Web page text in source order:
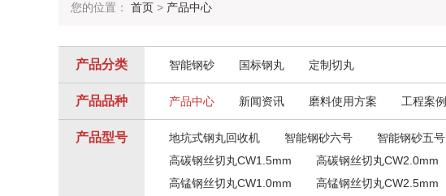
您的位置： 首页 > 产品中心
产品分类 智能钢砂 国标钢丸 定制切丸
产品品种 产品中心 新闻资讯 磨料使用方案 工程案例
产品型号 地坑式钢丸回收机 智能钢砂六号 智能钢砂五号
高碳钢丝切丸CW1.5mm
高碳钢丝切丸CW2.0mm
高锰钢丝切丸CW1.0mm
高锰钢丝切丸CW2.5mm